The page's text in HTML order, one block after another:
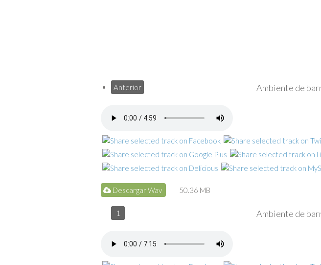
Ambiente de
Descargar Wav 50.36 MB
Ambiente de
Anterior
1